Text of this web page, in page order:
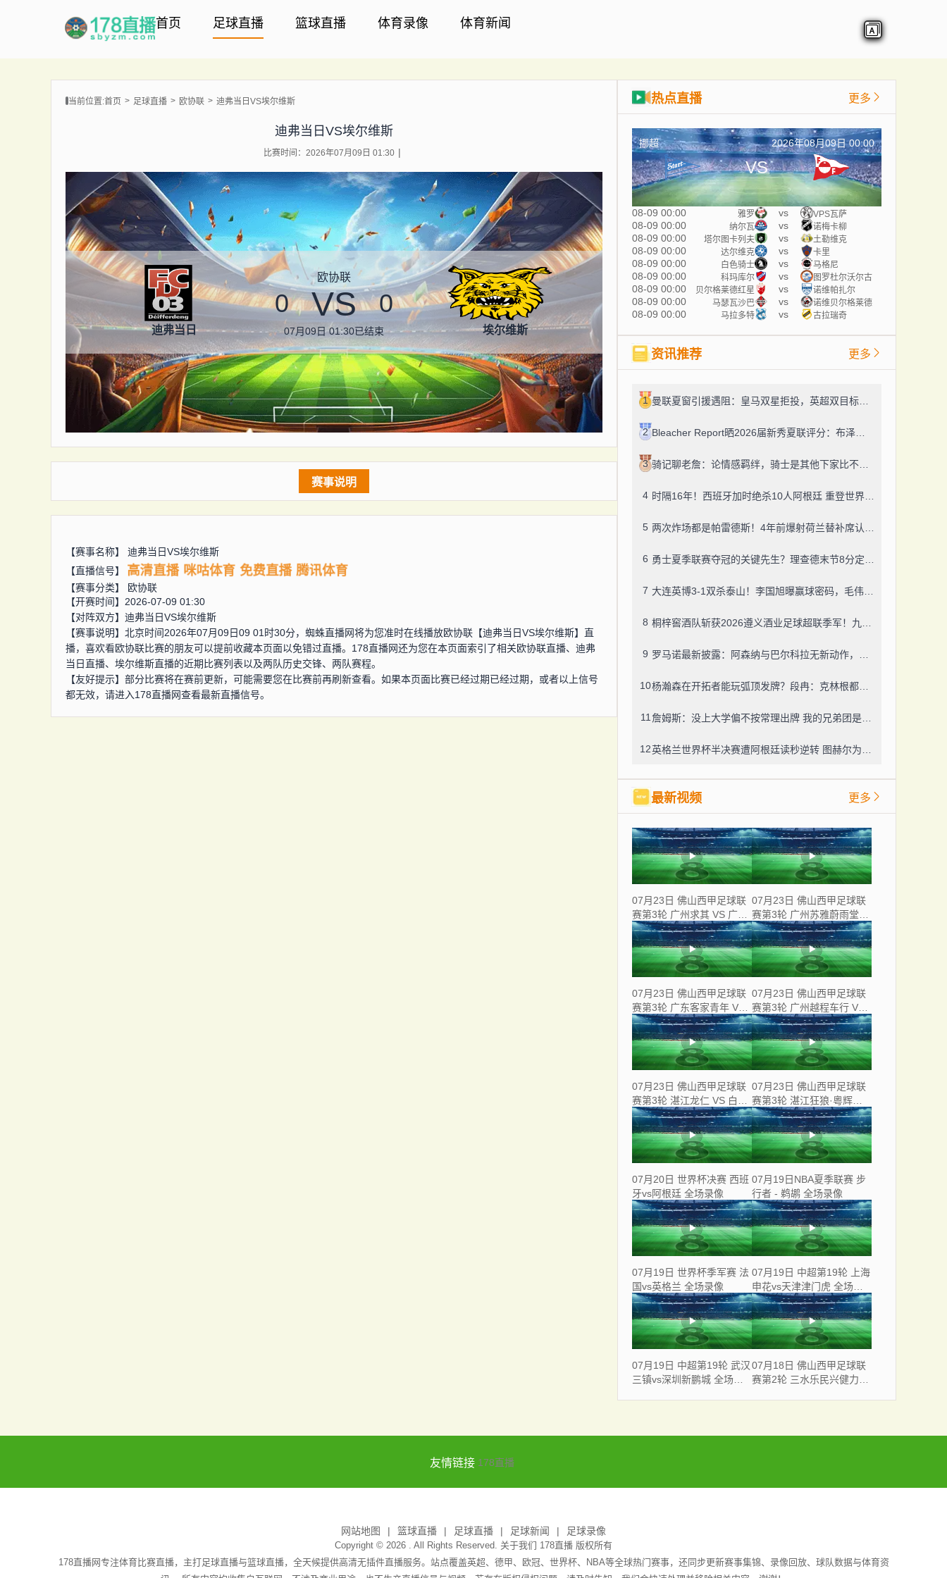
首页 足球直播 篮球直播 体育录像 体育新闻
当前位置:首页 足球直播 欧协联 迪弗当日VS埃尔维斯
迪弗当日VS埃尔维斯
比赛时间：2026年07月09日 01:30
迪弗当日
欧协联
0 VS 0
07月09日 01:30已结束 埃尔维斯
赛事说明
【赛事名称】 迪弗当日VS埃尔维斯
【直播信号】
高清直播 咪咕体育 免费直播 腾讯体育
【赛事分类】
欧协联
【开赛时间】2026-07-09 01:30
【对阵双方】 迪弗当日VS埃尔维斯
【赛事说明】北京时间2026年07月09日09 01时30分，蜘蛛直播网将为您准时在线播放欧协联【迪弗当日VS埃尔维斯】直
播，喜欢看欧协联比赛的朋友可以提前收藏本页面以免错过直播。178直播网还为您在本页面索引了相关欧协联直播、迪弗
当日直播、埃尔维斯直播的近期比赛列表以及两队历史交锋、两队赛程。
【友好提示】部分比赛将在赛前更新，可能需要您在比赛前再刷新查看。如果本页面比赛已经过期已经过期，或者以上信号
都无效，请进入178直播网查看最新直播信号。
热点直播 更多
挪超 2026年08月09日 00:00
VS
08-09 00:00 雅罗 vs VPS瓦萨
08-09 00:00 纳尔瓦 vs 诺梅卡柳
08-09 00:00 塔尔图卡列夫 vs 土勒维克
08-09 00:00 达尔维克 vs 卡里
08-09 00:00 白色骑士 vs 马格尼
08-09 00:00 科玛库尔 vs 图罗杜尔沃尔古
08-09 00:00 贝尔格莱德红星 vs 诺维帕扎尔
08-09 00:00 马瑟瓦沙巴 vs 诺维贝尔格莱德
08-09 00:00 马拉多特 vs 古拉瑞奇
资讯推荐 更多
1
2
3
4
5
6
7
8
9
10
11
12
最新视频 更多
07月23日 佛山西甲足球联
赛第3轮 广州求其 VS 广东
飞马 全场录像
07月23日 佛山西甲足球联
赛第3轮 广州苏雅蔚雨堂
VS 极速超鹰广州FC 全场
录像
07月23日 佛山西甲足球联
赛第3轮 广东客家青年 VS
三七互娱 全场录像
07月23日 佛山西甲足球联
赛第3轮 广州越程车行 VS
南山博鑫创科 全场录像
07月23日 佛山西甲足球联
赛第3轮 湛江龙仁 VS 白坭
兴龙 全场录像
07月23日 佛山西甲足球联
赛第3轮 湛江狂狼·粵辉能
源 VS 三水乐民兴健力宝 全
场录像
07月20日 世界杯决赛 西班
牙vs阿根廷 全场录像
07月19日NBA夏季联赛 步
行者 - 鹈鹕 全场录像
07月19日 世界杯季军赛 法
国vs英格兰 全场录像
07月19日 中超第19轮 上海
申花vs天津津门虎 全场录
像
07月19日 中超第19轮 武汉
三镇vs深圳新鹏城 全场录
07月18日 佛山西甲足球联
赛第2轮 三水乐民兴健力宝
友情链接 178直播
网站地图 篮球直播 足球直播 足球新闻 足球录像
Copyright © 2026 . All Rights Reserved. 关于我们 178直播 版权所有
178直播网专注体育比赛直播，主打足球直播与篮球直播，全天候提供高清无插件直播服务。站点覆盖英超、德甲、欧冠、世界杯、NBA等全球热门赛事，还同步更新赛事集锦、录像回放、球队数据与体育资